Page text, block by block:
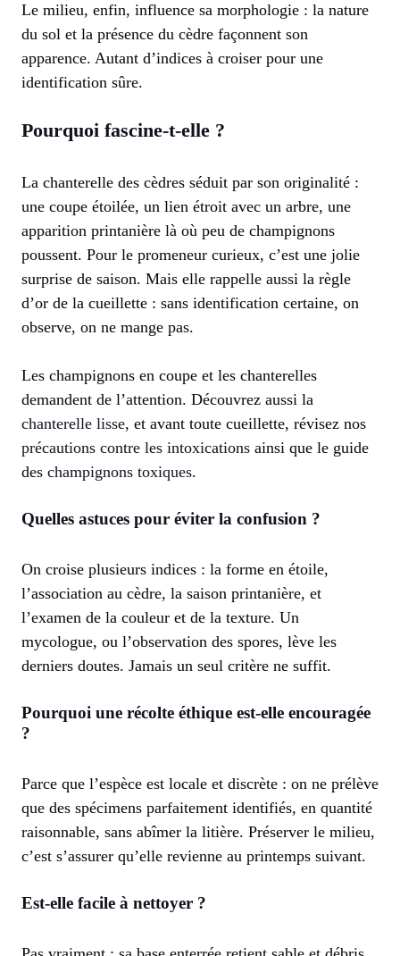
Le milieu, enfin, influence sa morphologie : la nature
du sol et la présence du cèdre façonnent son
apparence. Autant d’indices à croiser pour une
identification sûre.
Pourquoi fascine-t-elle ?
La chanterelle des cèdres séduit par son originalité :
une coupe étoilée, un lien étroit avec un arbre, une
apparition printanière là où peu de champignons
poussent. Pour le promeneur curieux, c’est une jolie
surprise de saison. Mais elle rappelle aussi la règle
d’or de la cueillette : sans identification certaine, on
observe, on ne mange pas.
Les champignons en coupe et les chanterelles
demandent de l’attention. Découvrez aussi la
chanterelle lisse, et avant toute cueillette, révisez nos
précautions contre les intoxications ainsi que le guide
des champignons toxiques.
Quelles astuces pour éviter la confusion ?
On croise plusieurs indices : la forme en étoile,
l’association au cèdre, la saison printanière, et
l’examen de la couleur et de la texture. Un
mycologue, ou l’observation des spores, lève les
derniers doutes. Jamais un seul critère ne suffit.
Pourquoi une récolte éthique est-elle encouragée
?
Parce que l’espèce est locale et discrète : on ne prélève
que des spécimens parfaitement identifiés, en quantité
raisonnable, sans abîmer la litière. Préserver le milieu,
c’est s’assurer qu’elle revienne au printemps suivant.
Est-elle facile à nettoyer ?